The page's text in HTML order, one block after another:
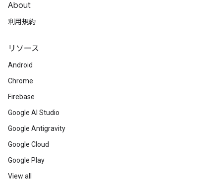
About
利用規約
リソース
Android
Chrome
Firebase
Google AI Studio
Google Antigravity
Google Cloud
Google Play
View all